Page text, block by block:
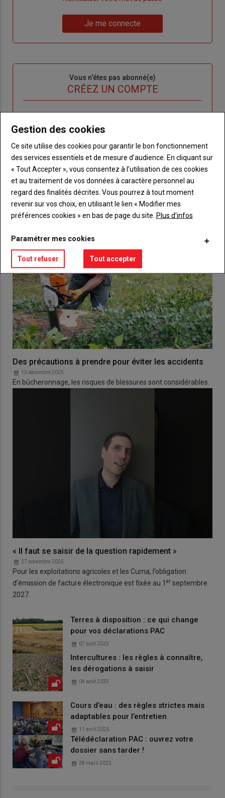
de
me
Je me connecte
Vous n'êtes pas abonné(e)
CRÉEZ UN COMPTE
BodyChoisissez votre formule et créez votre
compte pour accéder à tout {nom-site}.
Lien Créez un compte
VOUS AIMEREZ AUSSI
Des précautions à prendre pour éviter les accidents
12 décembre 2025
En bûcheronnage, les risques de blessures sont considérables.
« Il faut se saisir de la question rapidement »
27 novembre 2025
Pour les exploitations agricoles et les Cuma, l’obligation
d’émission de facture électronique est fixée au 1 er septembre
2027.
Terres à disposition : ce qui change
pour vos déclarations PAC
07 août 2025
Intercultures : les règles à connaître,
les dérogations à saisir
04 août 2025
Cours d’eau : des règles strictes mais
adaptables pour l’entretien
11 avril 2025
Télédéclaration PAC : ouvrez votre
dossier sans tarder !
28 mars 2025
Gestion des cookies
Ce site utilise des cookies pour garantir le bon fonctionnement
des services essentiels et de mesure d’audience. En cliquant sur
« Tout Accepter », vous consentez à l’utilisation de ces cookies
et au traitement de vos données à caractère personnel au
regard des finalités décrites. Vous pourrez à tout moment
revenir sur vos choix, en utilisant le lien « Modifier mes
préférences cookies » en bas de page du site. Plus d'infos
Paramétrer mes cookies
Tout refuser Tout accepter